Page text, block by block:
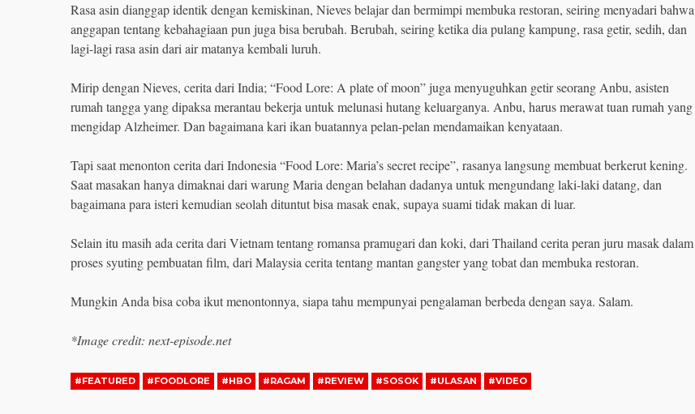
Rasa asin dianggap identik dengan kemiskinan, Nieves belajar dan bermimpi membuka restoran, seiring menyadari bahwa
anggapan tentang kebahagiaan pun juga bisa berubah. Berubah, seiring ketika dia pulang kampung, rasa getir, sedih, dan
lagi-lagi rasa asin dari air matanya kembali luruh.
Mirip dengan Nieves, cerita dari India; “Food Lore: A plate of moon” juga menyuguhkan getir seorang Anbu, asisten
rumah tangga yang dipaksa merantau bekerja untuk melunasi hutang keluarganya. Anbu, harus merawat tuan rumah yang
mengidap Alzheimer. Dan bagaimana kari ikan buatannya pelan-pelan mendamaikan kenyataan.
Tapi saat menonton cerita dari Indonesia “Food Lore: Maria’s secret recipe”, rasanya langsung membuat berkerut kening.
Saat masakan hanya dimaknai dari warung Maria dengan belahan dadanya untuk mengundang laki-laki datang, dan
bagaimana para isteri kemudian seolah dituntut bisa masak enak, supaya suami tidak makan di luar.
Selain itu masih ada cerita dari Vietnam tentang romansa pramugari dan koki, dari Thailand cerita peran juru masak dalam
proses syuting pembuatan film, dari Malaysia cerita tentang mantan gangster yang tobat dan membuka restoran.
Mungkin Anda bisa coba ikut menontonnya, siapa tahu mempunyai pengalaman berbeda dengan saya. Salam.
*Image credit: next-episode.net
#FEATURED #FOODLORE #HBO #RAGAM #REVIEW #SOSOK #ULASAN #VIDEO